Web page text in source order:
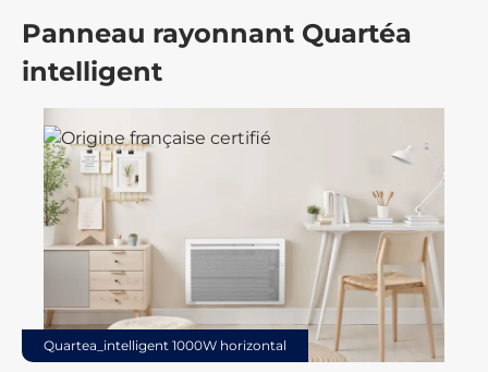
Panneau rayonnant Quartéa
intelligent
Quartea_intelligent 1000W horizontal